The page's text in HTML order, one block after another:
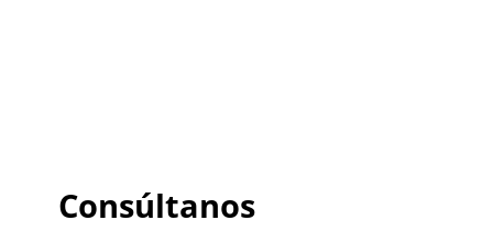
Consúltanos